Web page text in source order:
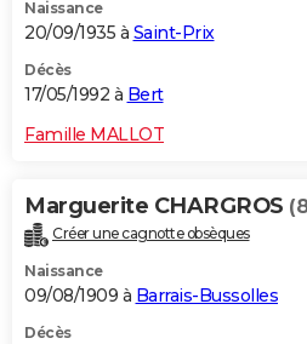
Naissance
20/09/1935 à Saint-Prix
Décès
17/05/1992 à Bert
Famille MALLOT
Marguerite CHARGROS
Créer une cagnotte obsèques
Naissance
09/08/1909 à Barrais-Bussolles
Décès